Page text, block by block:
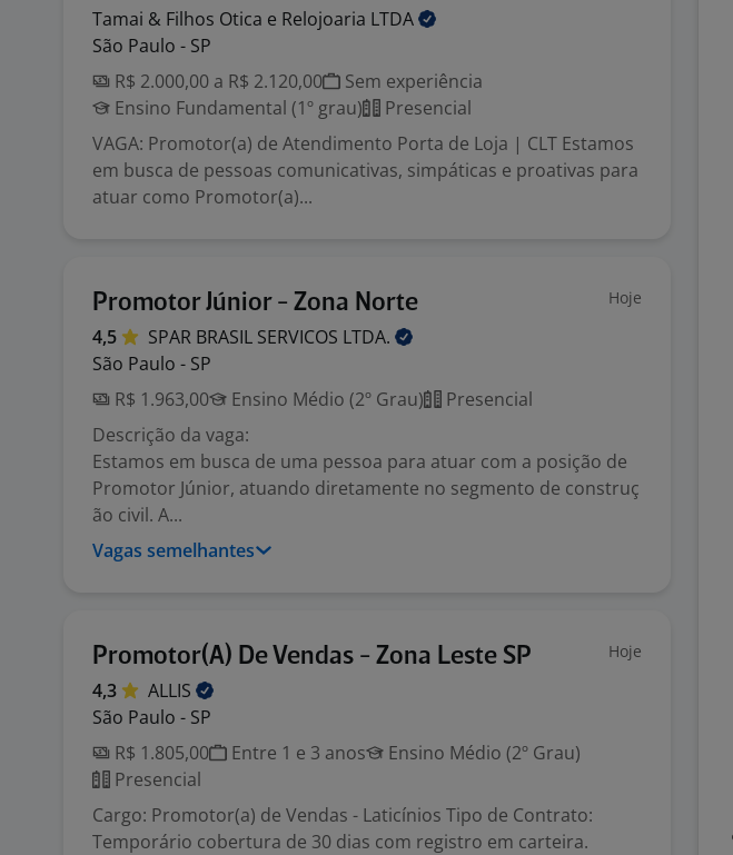
Tamai & Filhos Otica e Relojoaria LTDA
São Paulo - SP
R$ 2.000,00 a R$ 2.120,00
Sem experiência
Ensino Fundamental (1º grau)
Presencial
VAGA: Promotor(a) de Atendimento Porta de Loja | CLT Estamos
em busca de pessoas comunicativas, simpáticas e proativas para
atuar como Promotor(a)...
Promotor Júnior - Zona Norte Hoje
4,5 SPAR BRASIL SERVICOS LTDA.
São Paulo - SP
R$ 1.963,00
Ensino Médio (2º Grau)
Presencial
Descrição da vaga:
Estamos em busca de uma pessoa para atuar com a posição de
Promotor Júnior, atuando diretamente no segmento de construç
ão civil. A...
Vagas semelhantes
Promotor(A) De Vendas - Zona Leste SP Hoje
4,3
ALLIS
São Paulo - SP
R$ 1.805,00
Entre 1 e 3 anos
Ensino Médio (2º Grau)
Presencial
Cargo: Promotor(a) de Vendas - Laticínios Tipo de Contrato:
Temporário cobertura de 30 dias com registro em carteira.